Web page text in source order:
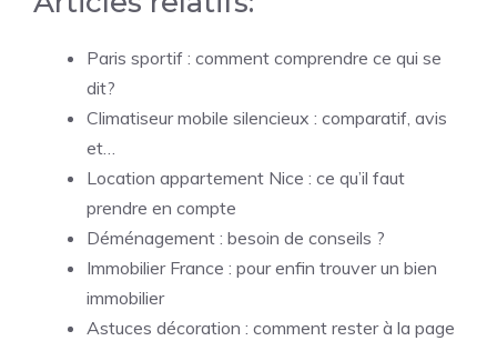
Paris sportif : comment comprendre ce qui se
dit?
Climatiseur mobile silencieux : comparatif, avis
et…
Location appartement Nice : ce qu’il faut
prendre en compte
Déménagement : besoin de conseils ?
Immobilier France : pour enfin trouver un bien
immobilier
Astuces décoration : comment rester à la page